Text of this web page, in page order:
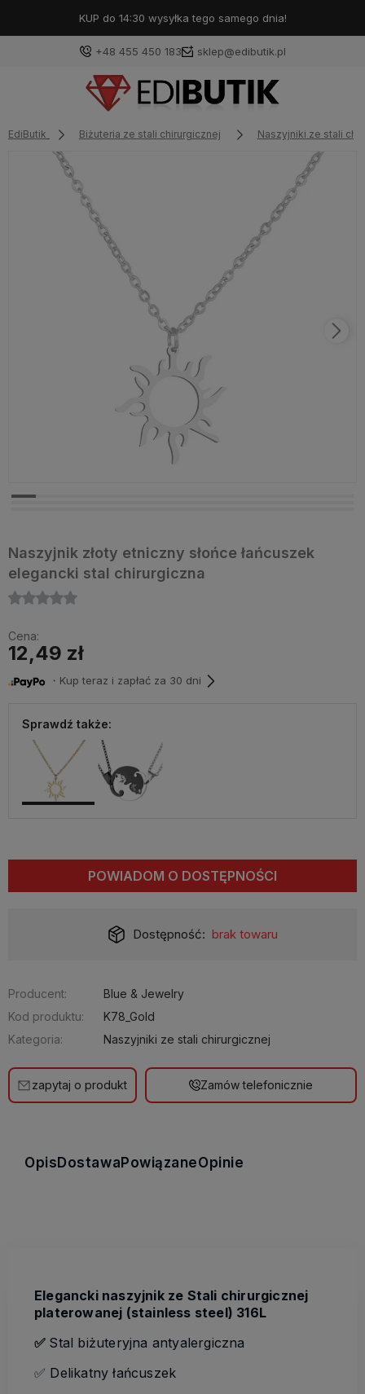
KUP do 14:30 wysyłka tego samego dnia!
+48 455 450 183 sklep@edibutik.pl
EdiButik Biżuteria ze stali chirurgicznej Naszyjniki ze stali
Naszyjnik złoty etniczny słońce łańcuszek
elegancki stal chirurgiczna
Cena:
12,49 zł
・Kup teraz i zapłać za 30 dni
Sprawdź także:
POWIADOM O DOSTĘPNOŚCI
Dostępność: brak towaru
Producent:
Blue & Jewelry
Kod produktu:
K78_Gold
Kategoria:
Naszyjniki ze stali chirurgicznej
zapytaj o produkt Zamów telefonicznie
Opis Dostawa PowiązaneOpinie
Elegancki naszyjnik ze Stali chirurgicznej
platerowanej (stainless steel) 316L
✅ Stal biżuteryjna antyalergiczna
✅ Delikatny łańcuszek